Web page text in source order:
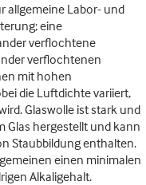
allgemeine Labor- und
eine
verflochtene
verflochtenen
mit hohen
die Luftdichte variiert,
Glaswolle ist stark und
Glas hergestellt und kann
Staubbildung enthalten.
einen minimalen
Alkaligehalt.